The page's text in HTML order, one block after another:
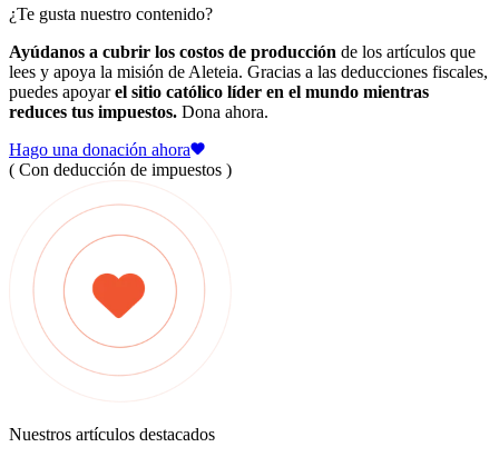
¿Te gusta nuestro contenido?
Ayúdanos a cubrir los costos de producción de los artículos que
lees y apoya la misión de Aleteia. Gracias a las deducciones fiscales,
puedes apoyarel sitio católico líder en el mundo mientras
reduces tus impuestos. Dona ahora.
Hago una donación ahora
( Con deducción de impuestos )
Nuestros artículos destacados